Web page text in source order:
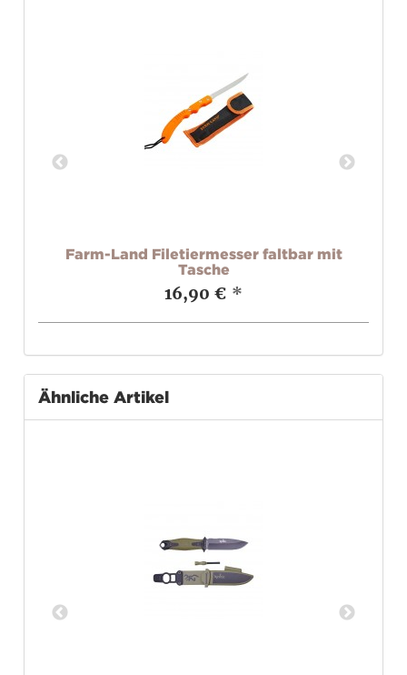
Farm-Land Filetiermesser faltbar mit
Tasche
16,90 € *
Ähnliche Artikel